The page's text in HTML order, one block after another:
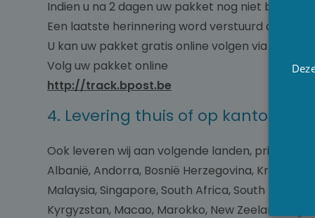
Indien u na 2 dagen uw pakket nog niet bent
Een laatste herinnering word verstuurd als het
U kan uw pakket gratis online volgen via Track
Volg uw pakket online
http://track.bpost.be
4. Levering thuis of op kantoor
Ook leveren wij aan volgende landen, prijs word
Albanië, Andorra, Bosnië Herzegovina, Kroatië,
Malaysia, Singapore, South Africa, South Korea,
Kyrgyzstan, Macao, Marokko, New Zeeland,